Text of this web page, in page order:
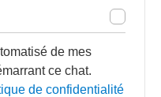
de mes
ce chat.
de confidentialité